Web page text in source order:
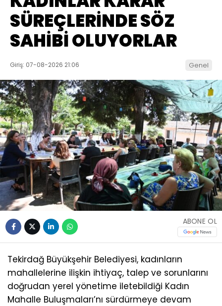
SÜREÇLERİNDE SÖZ
SAHİBİ OLUYORLAR
Giriş: 07-08-2026 21:06 Genel
ABONE OL
Tekirdağ Büyükşehir Belediyesi, kadınların
mahallelerine ilişkin ihtiyaç, talep ve sorunlarını
doğrudan yerel yönetime iletebildiği Kadın
Mahalle Buluşmaları’nı sürdürmeye devam